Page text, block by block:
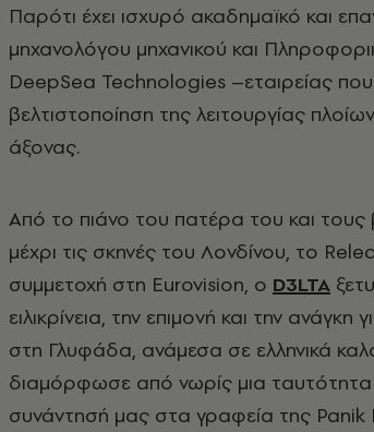
Παρότι έχει ισχυρό ακαδημαϊκό και επαγγελματικό υπόβαθρο, με σπουδές
μηχανολόγου μηχανικού και
DeepSea Technologies –εταιρείας που
βελτιστοποίηση της λειτουργίας
άξονας.
Από το πιάνο του πατέρα του και
μέχρι τις σκηνές του Λονδίνου, το
συμμετοχή στη Eurovision, ο D3LTA
ειλικρίνεια, την επιμονή και την
στη Γλυφάδα, ανάμεσα σε ελληνικά
διαμόρφωσε από νωρίς μια
συνάντησή μας στα γραφεία της